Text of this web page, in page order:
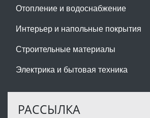
Отопление и водоснабжение
Интерьер и напольные покрытия
Строительные материалы
Электрика и бытовая техника
РАССЫЛКА